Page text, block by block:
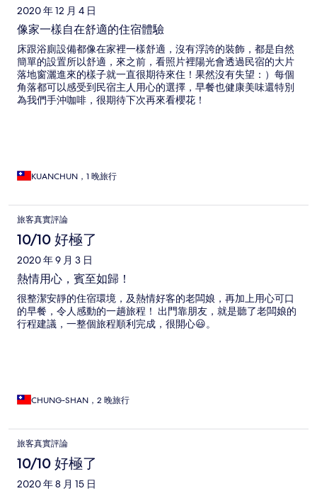
2020 年 12 月 4 日
像家一樣自在舒適的住宿體驗
床跟浴廁設備都像在家裡一樣舒適，沒有浮誇的裝飾，都是自然
簡單的設置所以舒適，來之前，看照片裡陽光會透過民宿的大片
落地窗灑進來的樣子就一直很期待來住！果然沒有失望：）每個
角落都可以感受到民宿主人用心的選擇，早餐也健康美味還特別
為我們手沖咖啡，很期待下次再來看櫻花！
KUANCHUN，1 晚旅行
旅客真實評論
10/10 好極了
2020 年 9 月 3 日
熱情用心，賓至如歸！
很整潔安靜的住宿環境，及熱情好客的老闆娘，再加上用心可口
的早餐，令人感動的一趟旅程！ 出門靠朋友，就是聽了老闆娘的
行程建議，一整個旅程順利完成，很開心😃。
CHUNG-SHAN，2 晚旅行
旅客真實評論
10/10 好極了
2020 年 8 月 15 日